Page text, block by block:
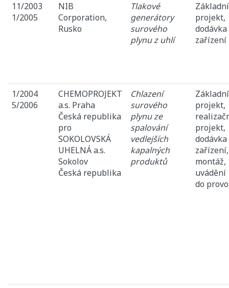
11/2003
1/2005
NIB
Corporation,
Rusko
Tlakové
generátory
surového
plynu z uhlí
Základní
projekt,
dodávka
zařízení
1/2004
5/2006
CHEMOPROJEKT
a.s. Praha
Česká republika
pro
SOKOLOVSKÁ
UHELNÁ a.s.
Sokolov
Česká republika
Chlazení
surového
plynu ze
spalování
vedlejších
kapalných
produktů
Základní
projekt,
projekt,
dodávka
zařízení,
montáž,
uvádění
do